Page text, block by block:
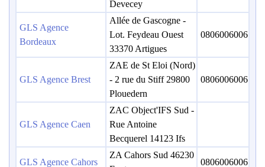
Devecey
GLS Agence
Bordeaux
Allée de Gascogne -
Lot. Feydeau Ouest
33370 Artigues
0806006006
GLS Agence Brest
ZAE de St Eloi (Nord)
- 2 rue du Stiff 29800
Plouedern
0806006006
GLS Agence Caen
ZAC Object'IFS Sud -
Rue Antoine
Becquerel 14123 Ifs
GLS Agence Cahors
ZA Cahors Sud 46230
0806006006